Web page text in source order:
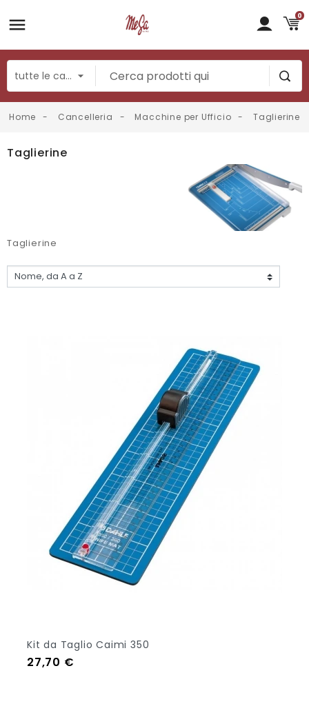
0
Home Cancelleria Macchine per Ufficio Taglierine
Taglierine
Taglierine
Kit da Taglio Caimi 350
Prezzo
27,70 €